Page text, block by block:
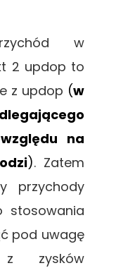
w
2 updop to
z updop (w
na
). Zatem
przychody
stosowania
pod uwagę
z zysków